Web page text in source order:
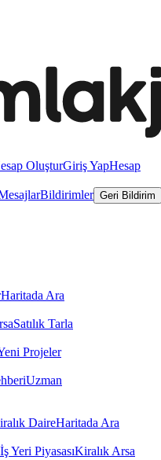
OluşturGiriş YapHesap
Bildirimler Geri Bildirim
Haritada Ara
Satılık Tarla
Projeler
Uzman
DaireHaritada Ara
Yeri PiyasasıKiralık Arsa